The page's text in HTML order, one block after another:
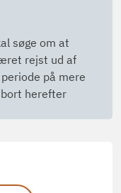
søge om at
rejst ud af
på mere
herefter